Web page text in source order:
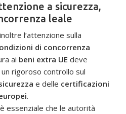
a sicurezza,
leale
l’attenzione sulla
di concorrenza
ai beni extra UE deve
rigoroso controllo sul
e delle certificazioni
.
essenziale che le autorità